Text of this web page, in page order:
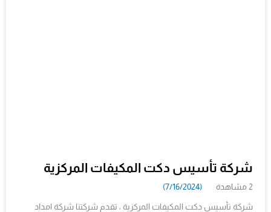
شركة تأسيس دكت المكيفات المركزية
2 مشاهدة (7/16/2024)
شركة تأسيس دكت المكيفات المركزية ، تقدم شركتنا شركة امداد